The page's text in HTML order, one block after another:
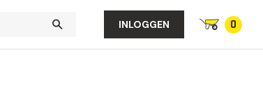
INLOGGEN 0